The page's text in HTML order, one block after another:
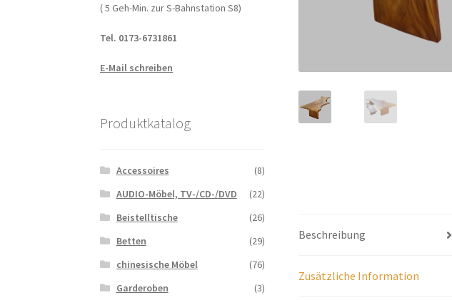
Beschreibung
Zusätzliche Information
( 5 Geh-Min. zur S-Bahnstation S8)
Tel. 0173-6731861
E-Mail schreiben
Produktkatalog
Accessoires
(8)
AUDIO-Möbel, TV-/CD-/DVD
(22)
Beistelltische
(26)
Betten
(29)
chinesische Möbel
(76)
Garderoben
(3)